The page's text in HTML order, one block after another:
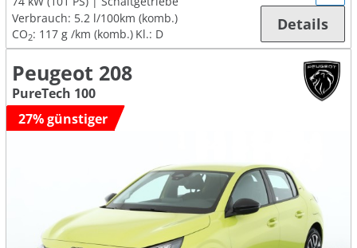
Verbrauch: 5.2 l/100km (komb.)
CO2: 117 g /km (komb.) Kl.: D
Details
Peugeot 208
PureTech 100
27% günstiger